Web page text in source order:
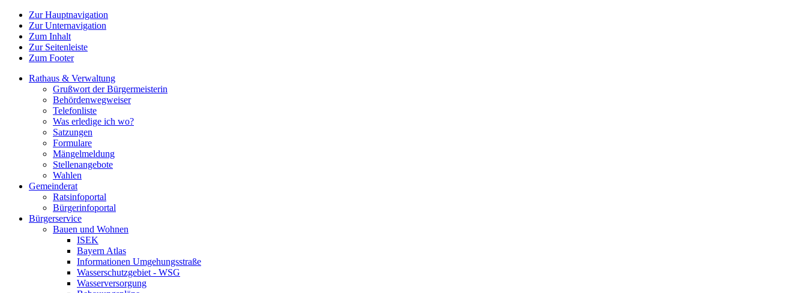
Zur Hauptnavigation
Zur Unternavigation
Zum Inhalt
Zur Seitenleiste
Zum Footer
Rathaus & Verwaltung
Grußwort der Bürgermeisterin
Behördenwegweiser
Telefonliste
Was erledige ich wo?
Satzungen
Formulare
Mängelmeldung
Stellenangebote
Wahlen
Gemeinderat
Ratsinfoportal
Bürgerinfoportal
Bürgerservice
Bauen und Wohnen
ISEK
Bayern Atlas
Informationen Umgehungsstraße
Wasserschutzgebiet - WSG
Wasserversorgung